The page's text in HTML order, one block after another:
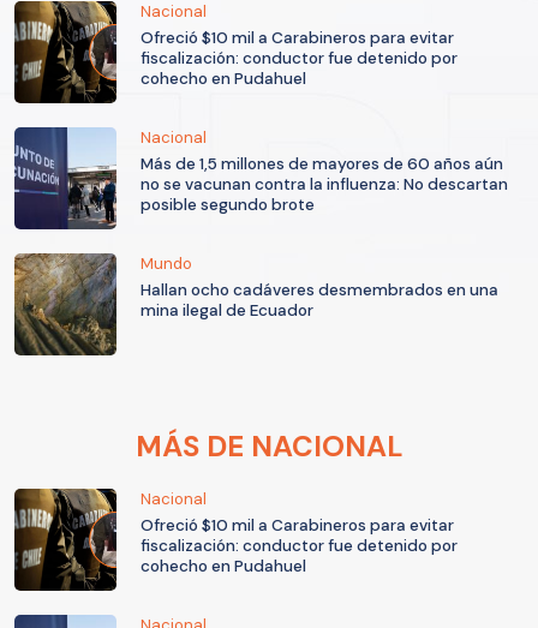
Nacional
Ofreció $10 mil a Carabineros para evitar
fiscalización: conductor fue detenido por
cohecho en Pudahuel
Nacional
Más de 1,5 millones de mayores de 60 años aún
no se vacunan contra la influenza: No descartan
posible segundo brote
Mundo
Hallan ocho cadáveres desmembrados en una
mina ilegal de Ecuador
MÁS DE NACIONAL
Nacional
Ofreció $10 mil a Carabineros para evitar
fiscalización: conductor fue detenido por
cohecho en Pudahuel